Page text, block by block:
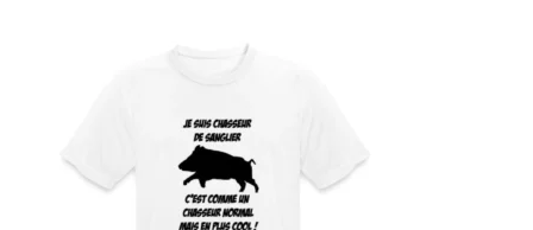
o
u
r